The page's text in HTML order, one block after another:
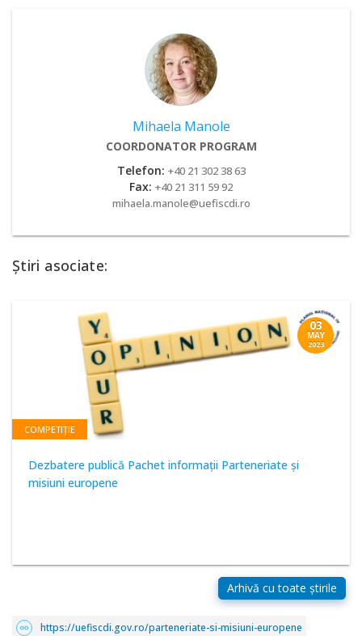
Mihaela Manole
COORDONATOR PROGRAM
Telefon: +40 21 302 38 63
Fax: +40 21 311 59 92
mihaela.manole@uefiscdi.ro
Știri asociate:
03
MAY
2023
COMPETIȚIE
Dezbatere publică Pachet informații Parteneriate și
misiuni europene
https://uefiscdi.gov.ro/parteneriate-si-misiuni-europene